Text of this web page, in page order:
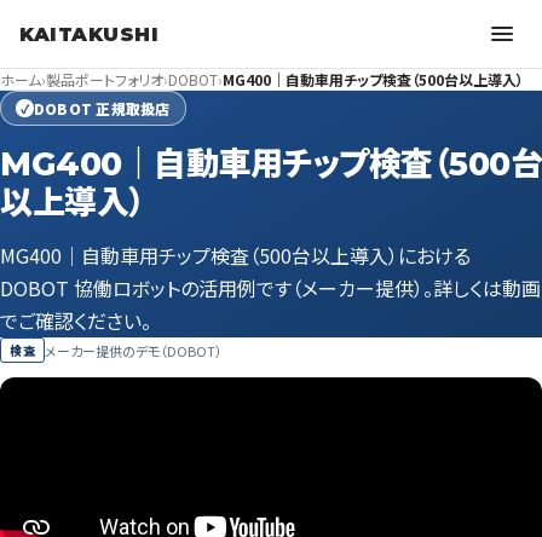
KAITAKUSHI
ホーム›製品ポートフォリオ›DOBOT›MG400｜自動車用チップ検査（500台以上導入）
✓ DOBOT 正規取扱店
MG400｜自動車用チップ検査（500台
以上導入）
MG400｜自動車用チップ検査（500台以上導入）における
DOBOT 協働ロボットの活用例です（メーカー提供）。詳しくは動画
でご確認ください。
検査 メーカー提供のデモ（DOBOT）